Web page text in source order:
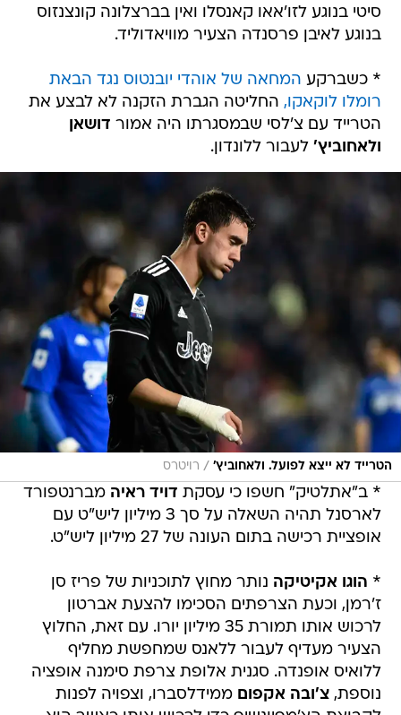
סיטי בנוגע לזו'אאו קאנסלו ואין בברצלונה קונצנזוס
בנוגע לאיבן פרסנדה הצעיר מוויאדוליד.
* כשברקע המחאה של אוהדי יובנטוס נגד הבאת
רומלו לוקאקו, החליטה הגברת הזקנה לא לבצע את
הטרייד עם צ'לסי שבמסגרתו היה אמור דושאן
ולאחוביץ' לעבור ללונדון.
הטרייד לא ייצא לפועל. ולאחוביץ' / רויטרס
* ב"אתלטיק" חשפו כי עסקת דויד ראיה מברנטפורד
לארסנל תהיה השאלה על סך 3 מיליון ליש"ט עם
אופציית רכישה בתום העונה של 27 מיליון ליש"ט.
* הוגו אקיטיקה נותר מחוץ לתוכניות של פריז סן
ז'רמן, וכעת הצרפתים הסכימו להצעת אברטון
לרכוש אותו תמורת 35 מיליון יורו. עם זאת, החלוץ
הצעיר מעדיף לעבור ללאנס שמחפשת מחליף
ללואיס אופנדה. סגנית אלופת צרפת סימנה אופציה
נוספת,צ'ובה אקפום ממידלסברו, וצפויה לפנות